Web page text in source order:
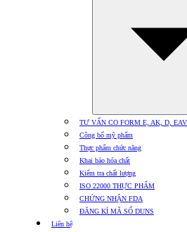
TƯ VẤN CO FORM E, AK, D,
Công bố mỹ phẩm
Thực phẩm chức năng
Khai báo hóa chất
Kiểm tra chất lượng
ISO 22000 THỰC PHẨM
CHỨNG NHẬN FDA
ĐĂNG KÍ MÃ SỐ DUNS
Liên hệ